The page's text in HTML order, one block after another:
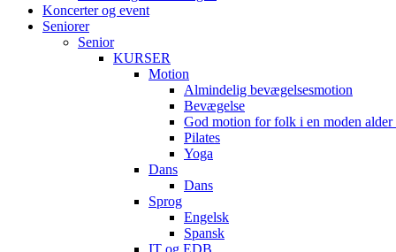
Koncerter og event
Seniorer
Senior
KURSER
Motion
Almindelig bevægelsesmotion
Bevægelse
God motion for folk i en moden
Pilates
Yoga
Dans
Dans
Sprog
Engelsk
Spansk
IT og EDB